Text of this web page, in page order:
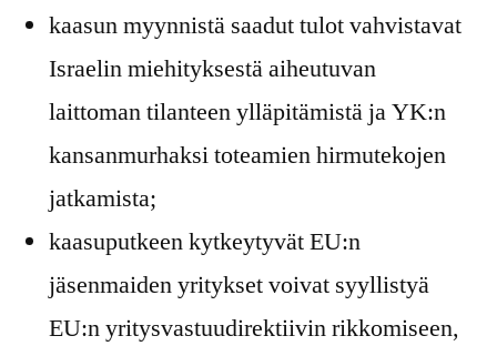
kaasun myynnistä saadut tulot vahvistavat
Israelin miehityksestä aiheutuvan
laittoman tilanteen ylläpitämistä ja YK:n
kansanmurhaksi toteamien hirmutekojen
jatkamista;
kaasuputkeen kytkeytyvät EU:n
jäsenmaiden yritykset voivat syyllistyä
EU:n yritysvastuudirektiivin rikkomiseen,